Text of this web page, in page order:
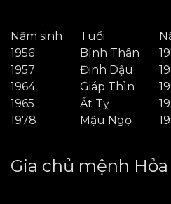
Năm sinh Tuổi
1956
Bính Thân
1957
Đinh Dậu
1964
Giáp Thìn
1965
Ất Tỵ
1978
Mậu Ngọ
Gia chủ mệnh